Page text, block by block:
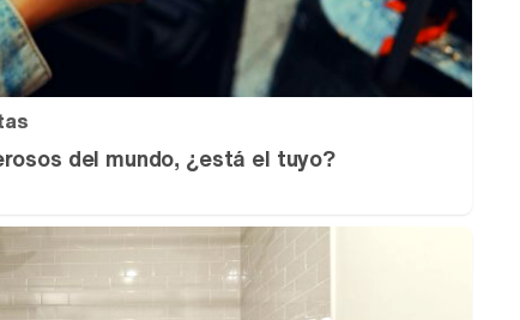
del mundo, ¿está el tuyo?